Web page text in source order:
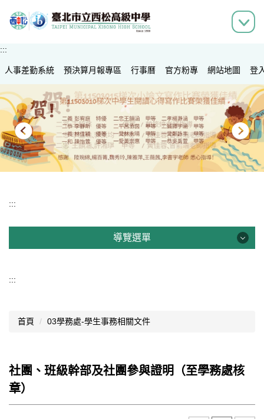
到
容
區
:::
人事差勤系統 預決算月報專區 行事曆 官方粉專 網站地圖 登
:::
導覽選單
認識西松
文件資料
:::
首頁 03學務處-學生事務相關文件
社團、班級幹部及社團參與證明（至學務處核
章）